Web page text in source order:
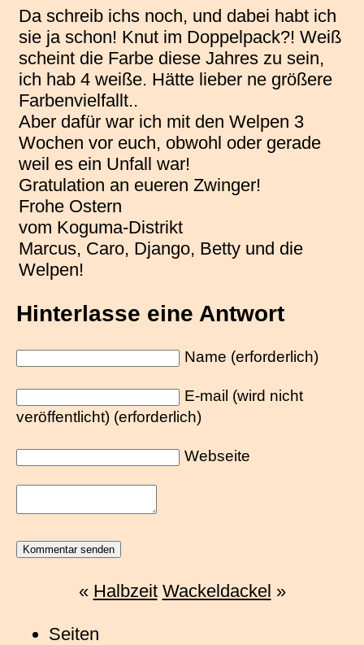
Da schreib ichs noch, und dabei habt ich
sie ja schon! Knut im Doppelpack?! Weiß
scheint die Farbe diese Jahres zu sein,
ich hab 4 weiße. Hätte lieber ne größere
Farbenvielfallt..
Aber dafür war ich mit den Welpen 3
Wochen vor euch, obwohl oder gerade
weil es ein Unfall war!
Gratulation an eueren Zwinger!
Frohe Ostern
vom Koguma-Distrikt
Marcus, Caro, Django, Betty und die
Welpen!
Hinterlasse eine Antwort
Name (erforderlich)
E-mail (wird nicht
veröffentlicht) (erforderlich)
Webseite
« Halbzeit Wackeldackel »
Seiten